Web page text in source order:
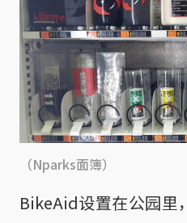
（Nparks面簿）
BikeAid设置在公园里